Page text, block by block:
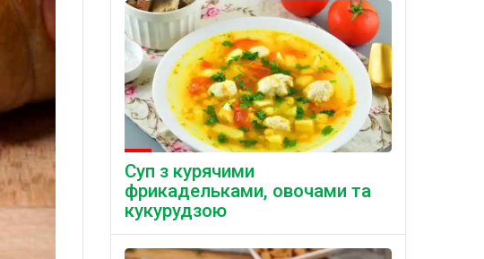
Суп з курячими
фрикадельками, овочами та
кукурудзою